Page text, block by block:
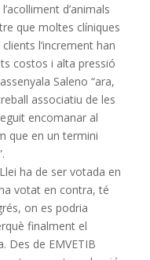
d’animals
que moltes clíniques
l’increment han
costos i alta pressió
Saleno “ara,
associatiu de les
encomanar al
que en un termini
ha de ser votada en
votat en contra, té
on es podria
finalment el
Des de EMVETIB